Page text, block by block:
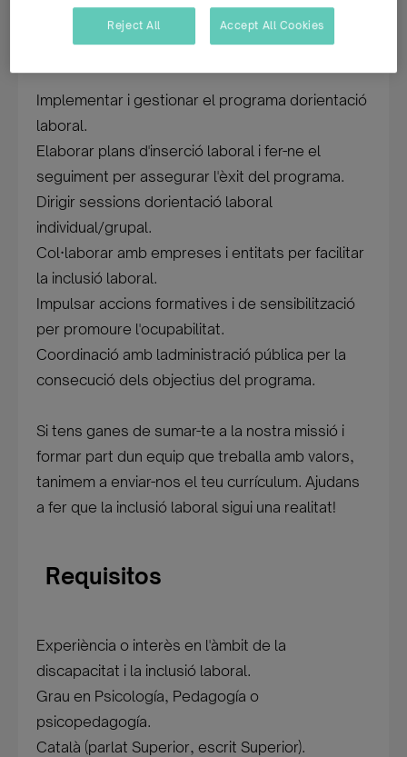
Les teves funcions principals seràn:
Implementar i gestionar el programa dorientació
laboral.
Elaborar plans d'inserció laboral i fer-ne el
seguiment per assegurar l'èxit del programa.
Dirigir sessions dorientació laboral
individual/grupal.
Col·laborar amb empreses i entitats per facilitar
la inclusió laboral.
Impulsar accions formatives i de sensibilització
per promoure l'ocupabilitat.
Coordinació amb ladministració pública per la
consecució dels objectius del programa.
Si tens ganes de sumar-te a la nostra missió i
formar part dun equip que treballa amb valors,
tanimem a enviar-nos el teu currículum. Ajudans
a fer que la inclusió laboral sigui una realitat!
Requisitos
Experiència o interès en l'àmbit de la
discapacitat i la inclusió laboral.
Grau en Psicología, Pedagogía o
psicopedagogía.
Català (parlat Superior, escrit Superior).
Reject All Accept All Cookies